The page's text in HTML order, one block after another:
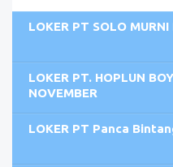
LOKER PT SOLO
LOKER PT. HOPLUN
NOVEMBER
LOKER PT Panca